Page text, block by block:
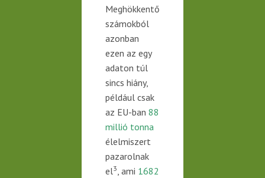
Meghökkentő
számokból
azonban
ezen az egy
adaton túl
sincs hiány,
például csak
az EU-ban 88
millió tonna
élelmiszert
pazarolnak
el3, ami 1682